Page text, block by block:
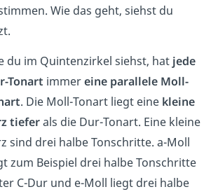
Wie das geht, siehst du
du im Quintenzirkel siehst, hat jede
Tonart immereine parallele Moll-
. Die Moll-Tonart liegt eine kleine
tieferals die Dur-Tonart. Eine kleine
sind drei halbe Tonschritte. a-Moll
zum Beispiel drei halbe Tonschritte
C-Dur und e-Moll liegt drei halbe